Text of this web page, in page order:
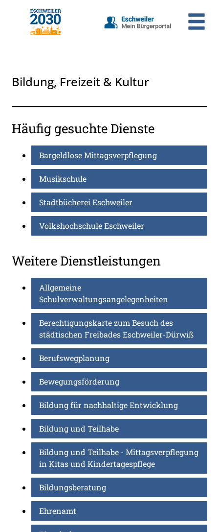
Zum Hauptinhalt springen
Bildung, Freizeit & Kultur
Häufig gesuchte Dienste
Bargeldlose Mittagsverpflegung
Musikschule
Stadtbücherei Eschweiler
Volkshochschule Eschweiler
Weitere Dienstleistungen
Allgemeine
Schulverwaltungsangelegenheiten
Berechtigungskarte zum Besuch des
städtischen Freibades Eschweiler-Dürwiß
Berufswegplanung
Bewegungsförderung
Bildung für nachhaltige Entwicklung
Bildung und Teilhabe
Bildung und Teilhabe - Mittagsverpflegung
in Kitas und Kindertagespflege
Bildungsberatung
Ehrenamt